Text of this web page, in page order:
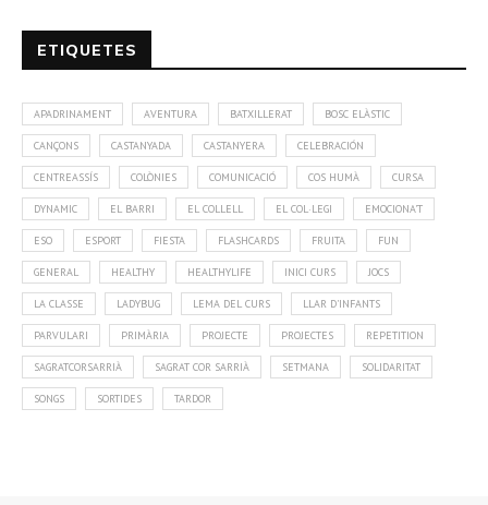
ETIQUETES
APADRINAMENT AVENTURA BATXILLERAT BOSC ELÀSTIC
CANÇONS CASTANYADA CASTANYERA CELEBRACIÓN
CENTREASSÍS COLÒNIES COMUNICACIÓ COS HUMÀ CURSA
DYNAMIC EL BARRI EL COLLELL EL COL·LEGI EMOCIONA'T
ESO ESPORT FIESTA FLASHCARDS FRUITA FUN
GENERAL HEALTHY HEALTHYLIFE INICI CURS JOCS
LA CLASSE LADYBUG LEMA DEL CURS LLAR D'INFANTS
PARVULARI PRIMÀRIA PROJECTE PROJECTES REPETITION
SAGRATCORSARRIÀ SAGRAT COR SARRIÀ SETMANA SOLIDARITAT
SONGS SORTIDES TARDOR